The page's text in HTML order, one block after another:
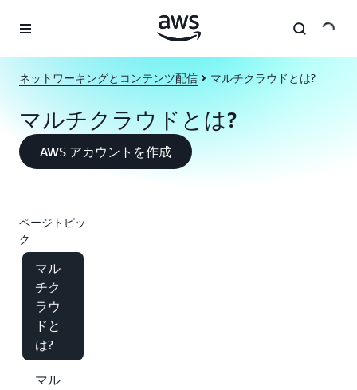
ネットワーキングとコンテンツ配信 マルチクラウドとは?
マルチクラウドとは?
AWS アカウントを作成
ページトピッ
ク
マル
チク
ラウ
ドと
は?
マル